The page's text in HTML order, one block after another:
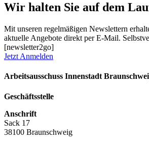
Wir halten Sie auf dem
Mit unseren regelmäßigen Newslettern
aktuelle Angebote direkt per E-Mail.
[newsletter2go]
Jetzt Anmelden
Arbeitsausschuss Innenstadt
Geschäftsstelle
Anschrift
Sack 17
38100 Braunschweig